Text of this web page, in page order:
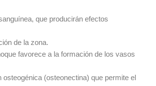
que producirán efectos
de la zona.
favorece a la formación de los vasos
(osteonectina) que permite el